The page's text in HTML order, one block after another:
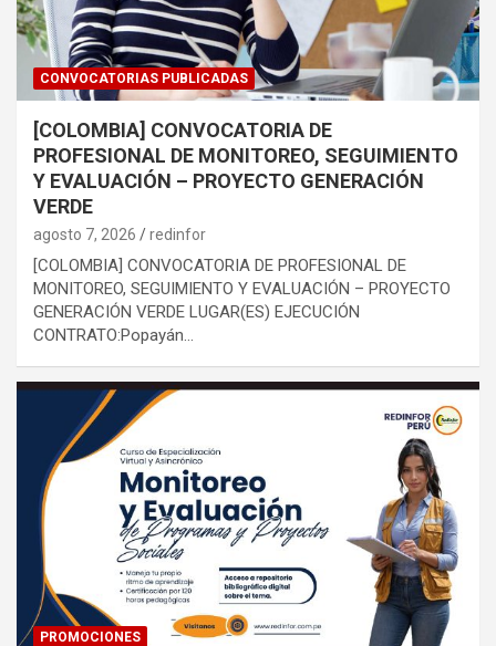
CONVOCATORIAS PUBLICADAS
[COLOMBIA] CONVOCATORIA DE
PROFESIONAL DE MONITOREO, SEGUIMIENTO
Y EVALUACIÓN – PROYECTO GENERACIÓN
VERDE
agosto 7, 2026 redinfor
[COLOMBIA] CONVOCATORIA DE PROFESIONAL DE
MONITOREO, SEGUIMIENTO Y EVALUACIÓN – PROYECTO
GENERACIÓN VERDE LUGAR(ES) EJECUCIÓN
CONTRATO:Popayán…
PROMOCIONES